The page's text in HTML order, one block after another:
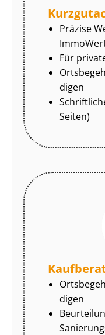
Präzise
Für
di­gen
Seiten)
di­gen